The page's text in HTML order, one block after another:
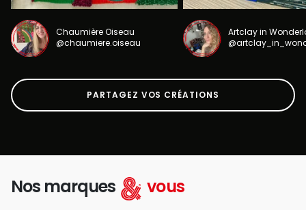
Chaumière Oiseau
@chaumiere.oiseau
Artclay in
PARTAGEZ VOS CRÉATIONS
Nos marques vous